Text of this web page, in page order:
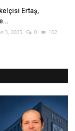
Ertaş,
3, 2025 0 102